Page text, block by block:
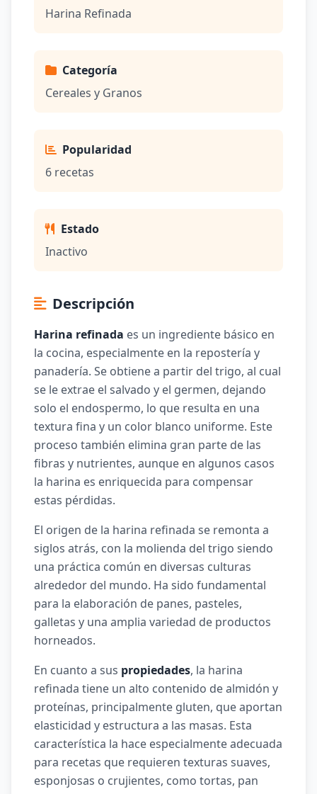
Harina Refinada
Categoría
Cereales y Granos
Popularidad
6 recetas
Estado
Inactivo
Descripción
Harina refinada es un ingrediente básico en
la cocina, especialmente en la repostería y
panadería. Se obtiene a partir del trigo, al cual
se le extrae el salvado y el germen, dejando
solo el endospermo, lo que resulta en una
textura fina y un color blanco uniforme. Este
proceso también elimina gran parte de las
fibras y nutrientes, aunque en algunos casos
la harina es enriquecida para compensar
estas pérdidas.
El origen de la harina refinada se remonta a
siglos atrás, con la molienda del trigo siendo
una práctica común en diversas culturas
alrededor del mundo. Ha sido fundamental
para la elaboración de panes, pasteles,
galletas y una amplia variedad de productos
horneados.
En cuanto a sus propiedades, la harina
refinada tiene un alto contenido de almidón y
proteínas, principalmente gluten, que aportan
elasticidad y estructura a las masas. Esta
característica la hace especialmente adecuada
para recetas que requieren texturas suaves,
esponjosas o crujientes, como tortas, pan